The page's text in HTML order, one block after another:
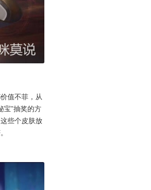
值不菲，从
宝”抽奖的方
些个皮肤放